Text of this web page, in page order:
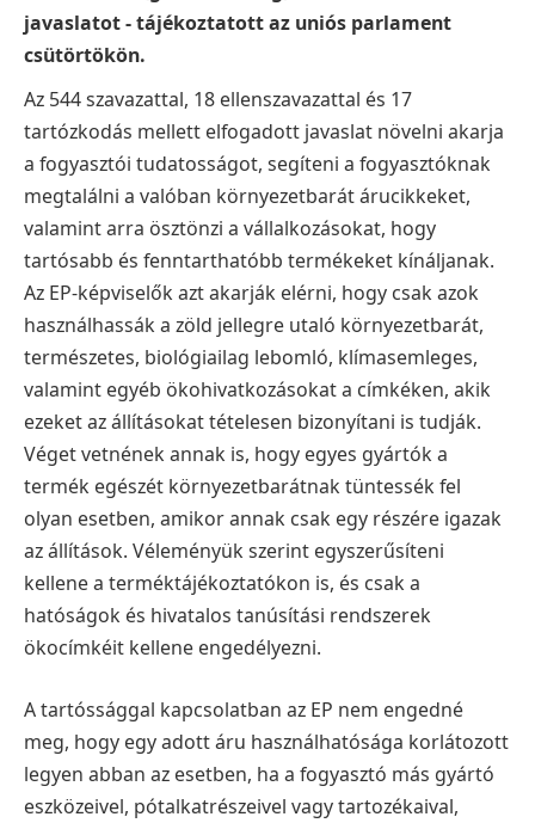
javaslatot - tájékoztatott az uniós parlament
csütörtökön.
Az 544 szavazattal, 18 ellenszavazattal és 17
tartózkodás mellett elfogadott javaslat növelni akarja
a fogyasztói tudatosságot, segíteni a fogyasztóknak
megtalálni a valóban környezetbarát árucikkeket,
valamint arra ösztönzi a vállalkozásokat, hogy
tartósabb és fenntarthatóbb termékeket kínáljanak.
Az EP-képviselők azt akarják elérni, hogy csak azok
használhassák a zöld jellegre utaló környezetbarát,
természetes, biológiailag lebomló, klímasemleges,
valamint egyéb ökohivatkozásokat a címkéken, akik
ezeket az állításokat tételesen bizonyítani is tudják.
Véget vetnének annak is, hogy egyes gyártók a
termék egészét környezetbarátnak tüntessék fel
olyan esetben, amikor annak csak egy részére igazak
az állítások. Véleményük szerint egyszerűsíteni
kellene a terméktájékoztatókon is, és csak a
hatóságok és hivatalos tanúsítási rendszerek
ökocímkéit kellene engedélyezni.
A tartóssággal kapcsolatban az EP nem engedné
meg, hogy egy adott áru használhatósága korlátozott
legyen abban az esetben, ha a fogyasztó más gyártó
eszközeivel, pótalkatrészeivel vagy tartozékaival,